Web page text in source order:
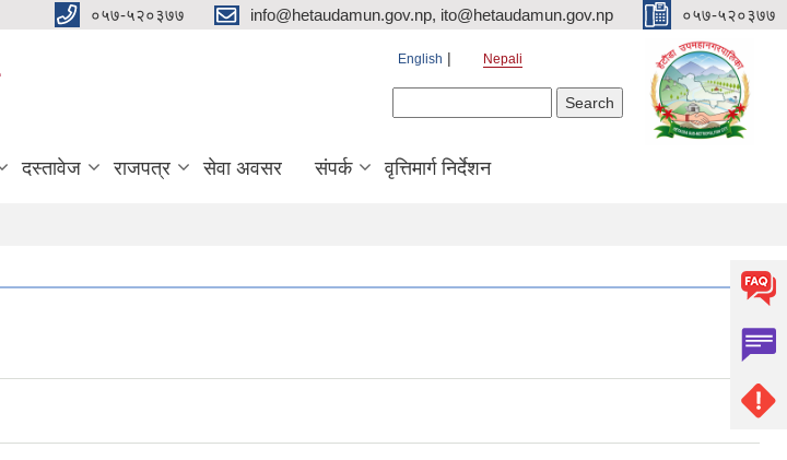
०५७-५२०३७७ info@hetaudamun.gov.np, ito@hetaudamun.gov.np ०५७-५२०३७७
English Nepali
दस्तावेज राजपत्र सेवा अवसर संपर्क वृत्तिमार्ग निर्देशन